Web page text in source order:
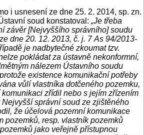
i usnesení ze dne 25. 2. 2014, sp. zn.
soud konstatoval: „Je třeba
závěr [Nejvyššího správního] soudu
dne 20. 12. 2013, č. j. 7 As 94/2013-
je nadbytečné zkoumat tzv.
pokládat za ústavně nekonformní,
nálezem Ústavního soudu
existence komunikační potřeby
vůlí vlastníka dotčeného pozemku,
zřídil nebo s jejím zřízením
správní soud ze zjištěného
že účelová pozemní komunikace
pozemků, resp. vlastník pozemků
jako veřejně přístupnou